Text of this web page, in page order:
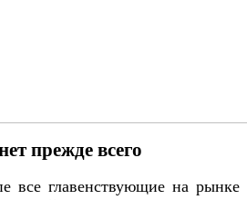
прежде всего
все главенствующие на рынке